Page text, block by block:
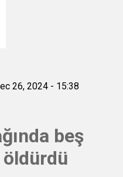
26, 2024 - 15:38
beş